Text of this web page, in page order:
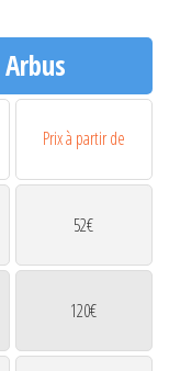
Prix à partir de
52€
120€